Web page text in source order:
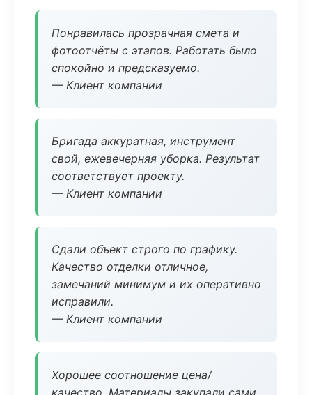
Понравилась прозрачная смета и
фотоотчёты с этапов. Работать было
спокойно и предсказуемо.
— Клиент компании
Бригада аккуратная, инструмент
свой, ежевечерняя уборка. Результат
соответствует проекту.
— Клиент компании
Сдали объект строго по графику.
Качество отделки отличное,
замечаний минимум и их оперативно
исправили.
— Клиент компании
Хорошее соотношение цена/
качество. Материалы закупали сами